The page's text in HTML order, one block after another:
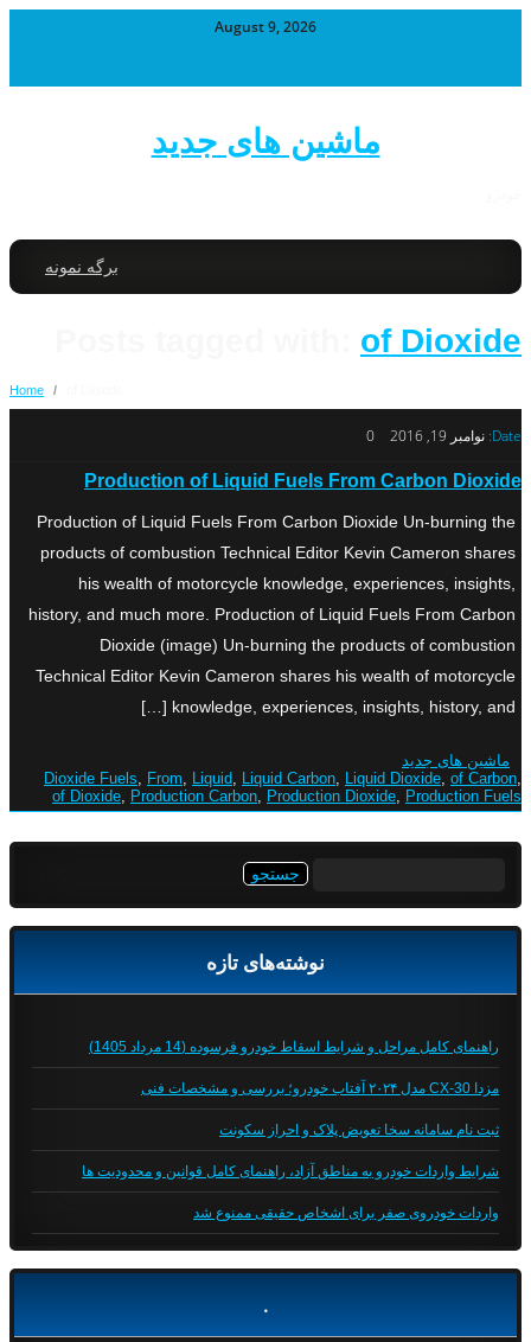
August 9, 2026
ماشین های جدید
برگه نمونه
of Dioxide
Home /
Date: نوامبر 19, 2016 0
Production of Liquid Fuels From Carbon Dioxide
Production of Liquid Fuels From Carbon Dioxide Un-burning the
products of combustion Technical Editor Kevin Cameron shares
his wealth of motorcycle knowledge, experiences, insights,
history, and much more. Production of Liquid Fuels From Carbon
Dioxide (image) Un-burning the products of combustion
Technical Editor Kevin Cameron shares his wealth of motorcycle
knowledge, experiences, insights, history, and […]
ماشین های جدید
Dioxide Fuels, From, Liquid, Liquid Carbon, Liquid Dioxide, of Carbon,
of Dioxide, Production Carbon, Production Dioxide, Production Fuels
نوشته‌های تازه
راهنمای کامل مراحل و شرایط اسقاط خودرو فرسوده (14 مرداد 1405)
مزدا CX-30 مدل ۲۰۲۴ آفتاب خودرو؛ بررسی و مشخصات فنی
ثبت نام سامانه سخا تعویض پلاک و احراز سکونت
شرایط واردات خودرو به مناطق آزاد، راهنمای کامل قوانین و محدودیت ها
واردات خودروی صفر برای اشخاص حقیقی ممنوع شد
.